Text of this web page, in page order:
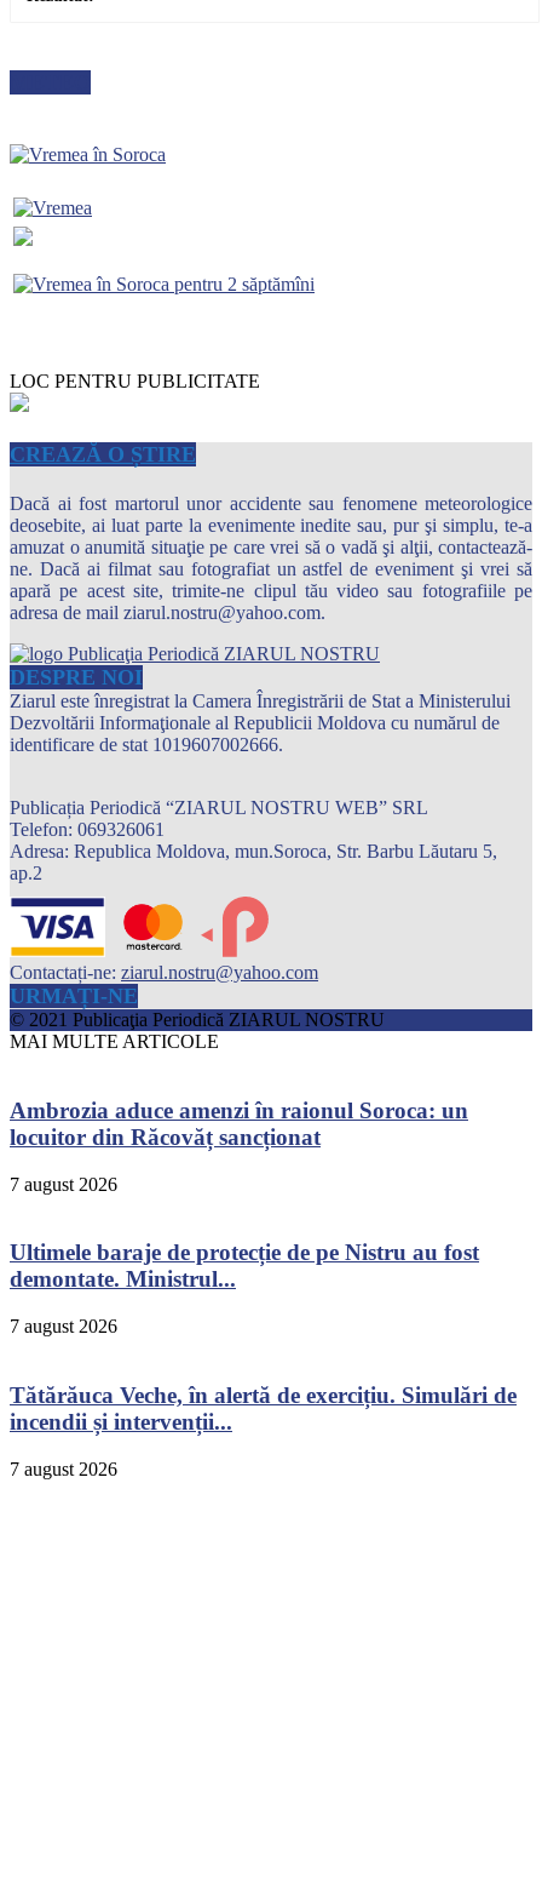
LOC PENTRU PUBLICITATE
CREAZĂ O ȘTIRE
Dacă ai fost martorul unor accidente sau fenomene meteorologice
deosebite, ai luat parte la evenimente inedite sau, pur şi simplu, te-a
amuzat o anumită situaţie pe care vrei să o vadă şi alţii, contactează-
ne. Dacă ai filmat sau fotografiat un astfel de eveniment şi vrei să
apară pe acest site, trimite-ne clipul tău video sau fotografiile pe
adresa de mail ziarul.nostru@yahoo.com.
DESPRE NOI
Ziarul este înregistrat la Camera Înregistrării de Stat a Ministerului
Dezvoltării Informaţionale al Republicii Moldova cu numărul de
identificare de stat 1019607002666.
Publicația Periodică “ZIARUL NOSTRU WEB” SRL
Telefon: 069326061
Adresa: Republica Moldova, mun.Soroca, Str. Barbu Lăutaru 5,
ap.2
Contactați-ne: ziarul.nostru@yahoo.com
URMAȚI-NE
© 2021 Publicaţia Periodică ZIARUL NOSTRU
MAI MULTE ARTICOLE
Ambrozia aduce amenzi în raionul Soroca: un
locuitor din Răcovăț sancționat
7 august 2026
Ultimele baraje de protecție de pe Nistru au fost
demontate. Ministrul...
7 august 2026
Tătărăuca Veche, în alertă de exercițiu. Simulări de
incendii și intervenții...
7 august 2026